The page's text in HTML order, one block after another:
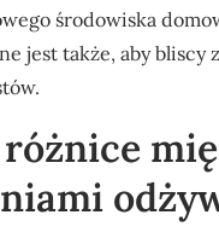
środowiska
jest także, aby
różnice